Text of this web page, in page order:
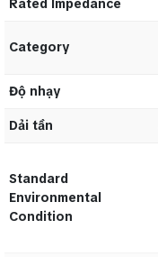
Rated Impedance
Category
Environmental
Condition
Rated Impedance
Category
Độ nhạy
Dải tần
Standard
Environmental
Condition